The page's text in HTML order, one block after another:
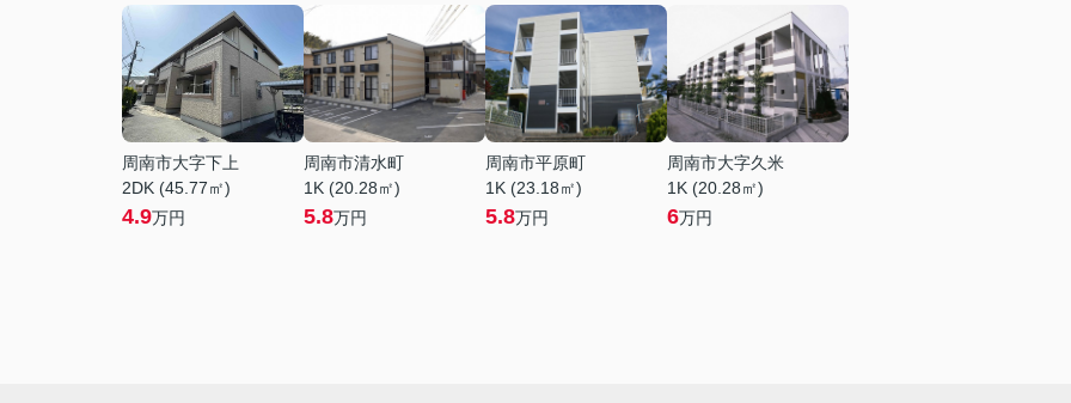
周南市大字下上
2DK (45.77㎡)
4.9万円
周南市清水町
1K (20.28㎡)
5.8万円
周南市平原町
1K (23.18㎡)
5.8万円
周南市大字久米
1K (20.28㎡)
6万円